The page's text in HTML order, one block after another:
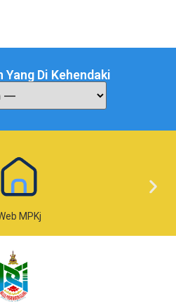
Yang Di Kehendaki
MPKj